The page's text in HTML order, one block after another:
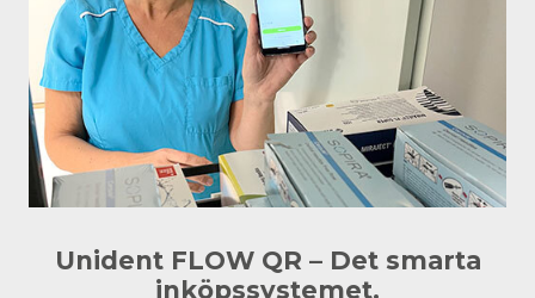
Unident FLOW QR – Det smarta
inköpssystemet.